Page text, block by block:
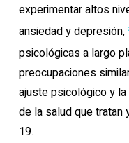
experimentar altos
ansiedad y depresión,
psicológicas a largo
preocupaciones
ajuste psicológico y
de la salud que tratan
19.